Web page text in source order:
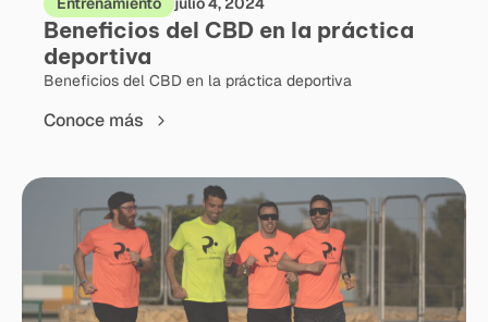
Beneficios del CBD en la práctica
deportiva
Beneficios del CBD en la práctica deportiva
Conoce más